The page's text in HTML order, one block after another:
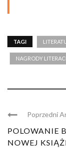
TAGI
NAGRODY
Poprzedni
POLOWANIE
NOWEJ